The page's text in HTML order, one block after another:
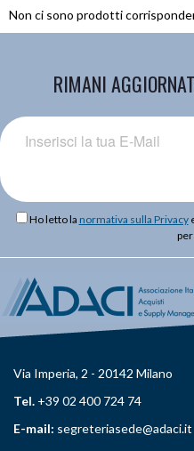
Non ci sono prodotti
RIMANI
Ho letto la normativa sulla Privacy
Via Imperia, 2 - 20142 Milano
Tel. +39 02 400 724 74
E-mail: segreteriasede@adaci.it